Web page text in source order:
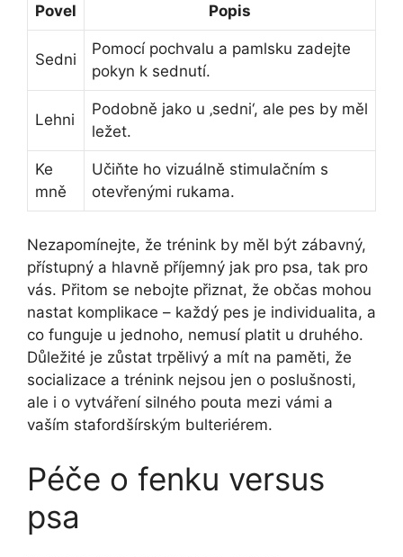
Povel Popis
Sedni
Pomocí pochvalu a pamlsku zadejte
pokyn k sednutí.
Lehni
Podobně jako u ‚sedni‘, ale pes by měl
ležet.
Ke
mně
Učiňte ho vizuálně stimulačním s
otevřenými rukama.
Nezapomínejte, že trénink by měl být zábavný,
přístupný a hlavně příjemný jak pro psa, tak pro
vás. Přitom se nebojte přiznat, že občas mohou
nastat komplikace – každý pes je individualita, a
co funguje u jednoho, nemusí platit u druhého.
Důležité je zůstat trpělivý a mít na paměti, že
socializace a trénink nejsou jen o poslušnosti,
ale i o vytváření silného pouta mezi vámi a
vaším stafordšírským bulteriérem.
Péče o fenku versus
psa